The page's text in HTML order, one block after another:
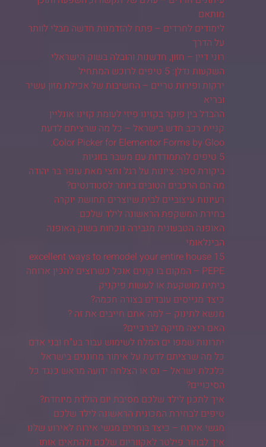
מותאם
לימודים לחרדים – פתח להזדמנות חדשה מבלי לוותר
על הדרך
רוני דיין – חזון, חדשנות והובלה בשוק הישראלי
השקעות נדלן: 5 טיפים לרוכש המתחיל
ירקות ופירות טריים – החשיבות של אכילת מזון עשיר
ובריא
ההבדל בין פוקר בקזינו פיזי לעומת קזינו אונליין
קניית רכב חדש בישראל – כל מה שרציתם לדעת
Color Picker for Elementor Forms by Gloo.
5 טיפים להתמודדות עם משבר בזוגיות
ביקורת ספר: ציונות על רגל וחצי מאת עופר בר יהודה
מה הם הרכבים הטובים ביותר לסטודנטים?
רעיונות עיצוביים לבית שיוצרים תחושת יוקרה
בחירת המשקפת הראשונה לילד שלכם
האופנה הטבעונית מגבירה נוכחות בשוק האופנה
הבינלאומי
15 excellent ways to remodel your entire house
PEPE – המקום בו קונים אוכל כשרוצים להכין ארוחה
ביתית מושקעת או לעשות פיקניק
כיצד מגייסים עובדים בצורה חכמה?
מנשא לתינוק – למה אתם חייבים את זה ?
האם ריצה מזיקה לברכיים?
יתרונות שמפו ים המלח לשימוש עבור בע"ח ובני אדם
כל מה שרציתם לדעת על איתור מחוננים בישראל
כלכלת ישראל – נס או הצלחה ידועה מראש כנגד כל
הסיכויים?
איך לתכנן לילד שלכם מסיבת יום הולדת מיוחדת?
טיפים לבחירת המכונית הראשונה לילד שלכם
מגשי אירוח – כיצד בוחרים מגשי אירוח לאירוע שלנו
איך לבחור פילטר לאקווריום שלכם ולהתאים אותו